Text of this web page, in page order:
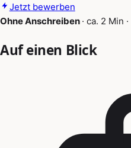
Jetzt bewerben
Ohne Anschreiben · ca. 2 Min ·
Auf einen Blick